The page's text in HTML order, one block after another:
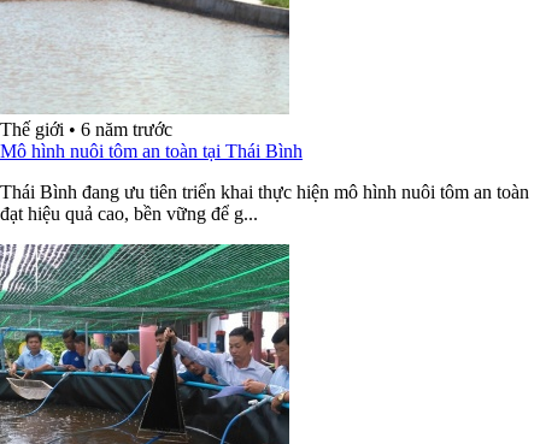
Thế giới • 6 năm trước
Mô hình nuôi tôm an toàn tại Thái Bình
Thái Bình đang ưu tiên triển khai thực hiện mô hình nuôi tôm an toàn
đạt hiệu quả cao, bền vững để g...